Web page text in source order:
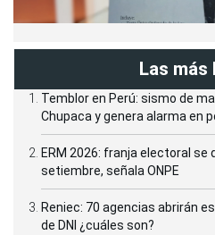
Las más
Temblor en Perú: sismo de
Chupaca y genera alarma en
ERM 2026: franja electoral se
setiembre, señala ONPE
Reniec: 70 agencias abrirán
de DNI ¿cuáles son?